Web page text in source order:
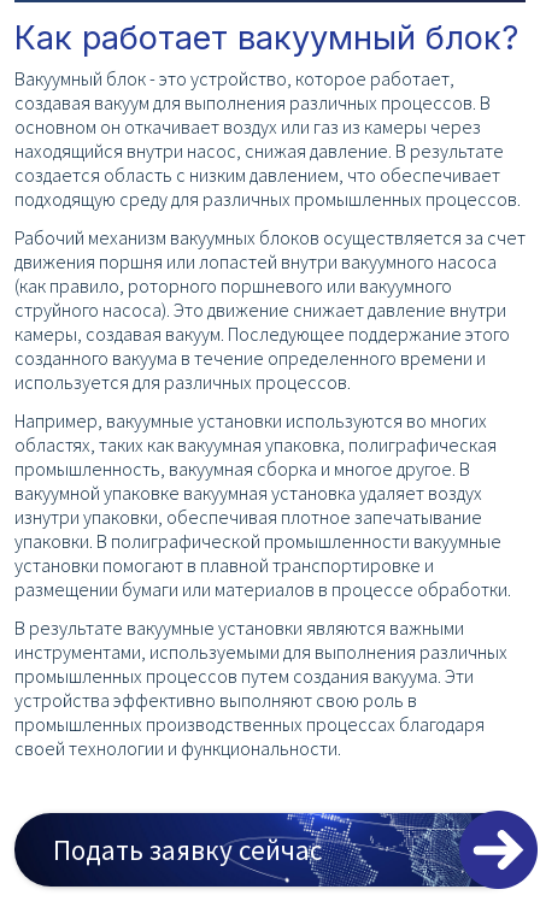
Как работает вакуумный блок?
Вакуумный блок - это устройство, которое работает,
создавая вакуум для выполнения различных процессов. В
основном он откачивает воздух или газ из камеры через
находящийся внутри насос, снижая давление. В результате
создается область с низким давлением, что обеспечивает
подходящую среду для различных промышленных процессов.
Рабочий механизм вакуумных блоков осуществляется за счет
движения поршня или лопастей внутри вакуумного насоса
(как правило, роторного поршневого или вакуумного
струйного насоса). Это движение снижает давление внутри
камеры, создавая вакуум. Последующее поддержание этого
созданного вакуума в течение определенного времени и
используется для различных процессов.
Например, вакуумные установки используются во многих
областях, таких как вакуумная упаковка, полиграфическая
промышленность, вакуумная сборка и многое другое. В
вакуумной упаковке вакуумная установка удаляет воздух
изнутри упаковки, обеспечивая плотное запечатывание
упаковки. В полиграфической промышленности вакуумные
установки помогают в плавной транспортировке и
размещении бумаги или материалов в процессе обработки.
В результате вакуумные установки являются важными
инструментами, используемыми для выполнения различных
промышленных процессов путем создания вакуума. Эти
устройства эффективно выполняют свою роль в
промышленных производственных процессах благодаря
своей технологии и функциональности.
Подать заявку сейчас